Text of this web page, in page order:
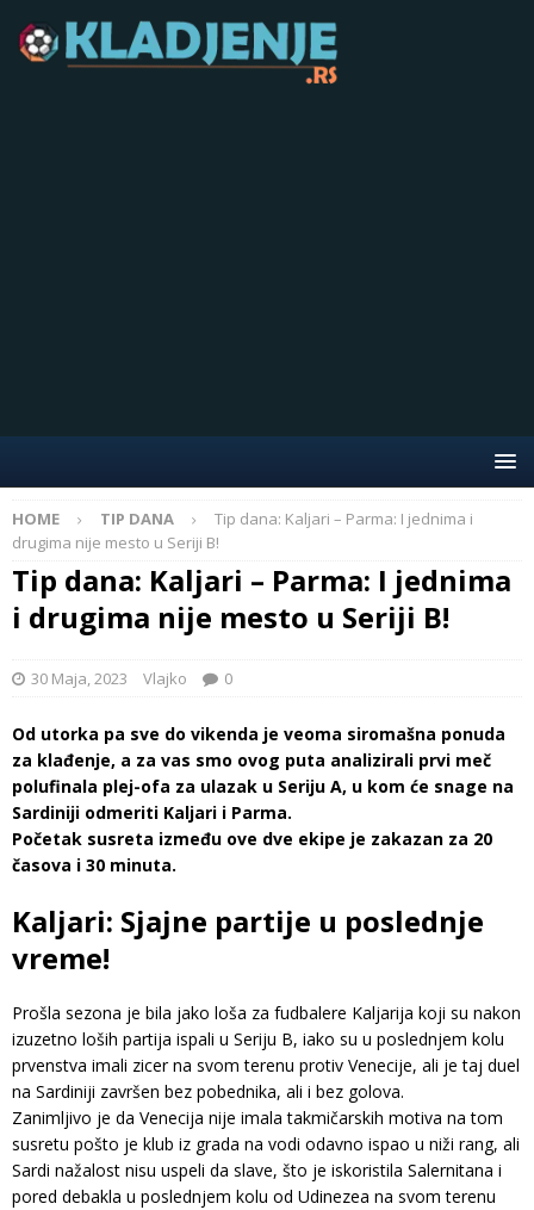
HOME TIP DANA
Tip dana: Kaljari – Parma: I jednima i
drugima nije mesto u Seriji B!
Tip dana: Kaljari – Parma: I jednima
i drugima nije mesto u Seriji B!
30 Maja, 2023 Vlajko 0
Od utorka pa sve do vikenda je veoma siromašna ponuda
za klađenje, a za vas smo ovog puta analizirali prvi meč
polufinala plej-ofa za ulazak u Seriju A, u kom će snage na
Sardiniji odmeriti Kaljari i Parma.
Početak susreta između ove dve ekipe je zakazan za 20
časova i 30 minuta.
Kaljari: Sjajne partije u poslednje
vreme!
Prošla sezona je bila jako loša za fudbalere Kaljarija koji su nakon
izuzetno loših partija ispali u Seriju B, iako su u poslednjem kolu
prvenstva imali zicer na svom terenu protiv Venecije, ali je taj duel
na Sardiniji završen bez pobednika, ali i bez golova.
Zanimljivo je da Venecija nije imala takmičarskih motiva na tom
susretu pošto je klub iz grada na vodi odavno ispao u niži rang, ali
Sardi nažalost nisu uspeli da slave, što je iskoristila Salernitana i
pored debakla u poslednjem kolu od Udinezea na svom terenu